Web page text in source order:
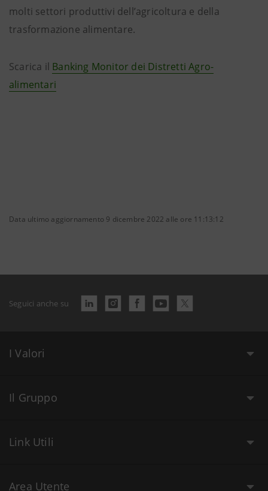
molti settori produttivi dell’agricoltura e della
trasformazione alimentare.
Scarica il Banking Monitor dei Distretti Agro-
alimentari
Data ultimo aggiornamento 9 dicembre 2022 alle ore 11:13:12
Seguici anche su
I Valori
Il Gruppo
Link Utili
Area Utente